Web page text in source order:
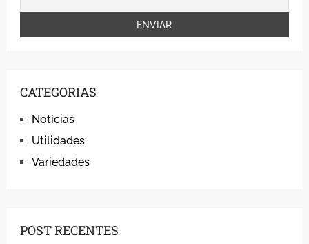
CATEGORIAS
Notícias
Utilidades
Variedades
POST RECENTES